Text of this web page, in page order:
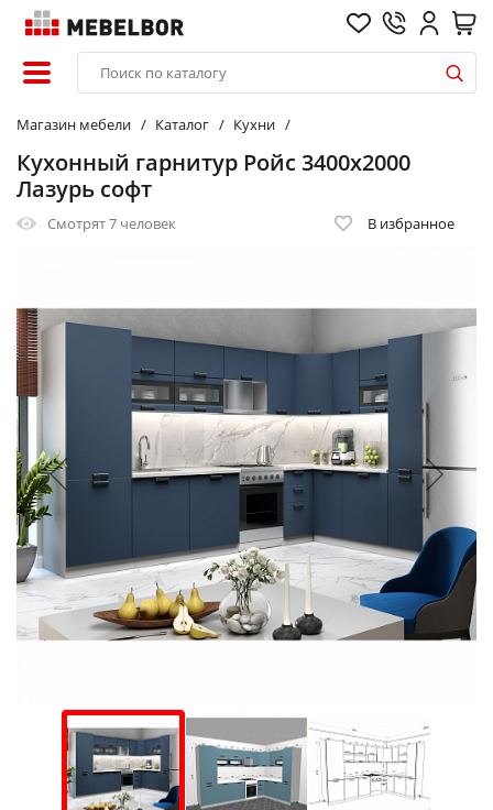
Магазин мебели Каталог Кухни
Кухонный гарнитур Ройс 3400х2000
Лазурь софт
Смотрят7 человек В избранное